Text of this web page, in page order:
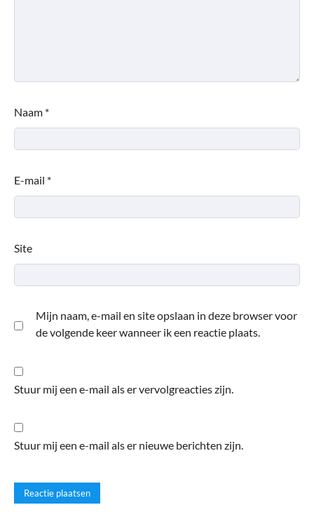
Naam *
E-mail *
Site
Mijn naam, e-mail en site opslaan in deze browser voor
de volgende keer wanneer ik een reactie plaats.
Stuur mij een e-mail als er vervolgreacties zijn.
Stuur mij een e-mail als er nieuwe berichten zijn.